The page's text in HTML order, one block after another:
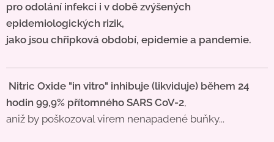
pro odolání infekci i v době zvýšených
epidemiologických rizik,
jako jsou chřipková období, epidemie a pandemie.
Nitric Oxide "in vitro" inhibuje (likviduje) během 24
hodin 99,9% přítomného SARS CoV-2,
aniž by poškozoval virem nenapadené buňky...